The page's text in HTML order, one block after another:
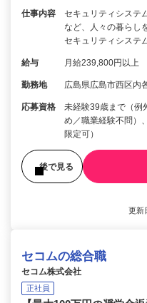
仕事内容
セキュリティシステ
など、人々の暮らし
セキュリティシステ
給与 月給239,800円以上
勤務地 広島県広島市西区内
応募資格
未経験39歳まで（例
め／職業経験不問
限定可）
後で見る
更新
セコムの総合職
セコム株式会社
正社員